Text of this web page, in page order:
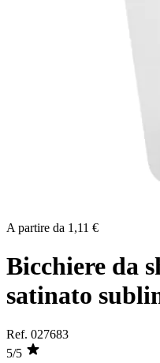
A partire da 1,11 €
Bicchiere da
satinato
Ref. 027683
5/5